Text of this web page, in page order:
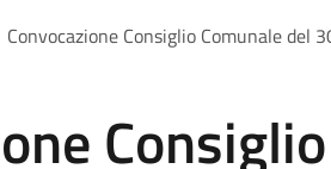
Convocazione Consiglio Comunale del